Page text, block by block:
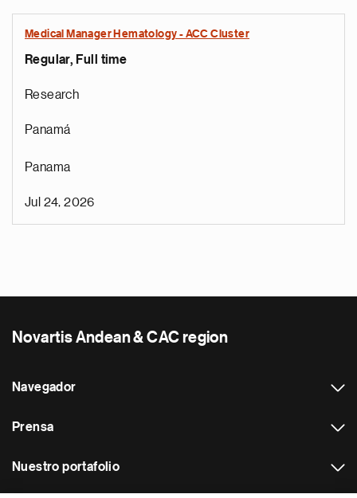
Medical Manager Hematology - ACC Cluster
Regular, Full time
Research
Panamá
Panama
Jul 24, 2026
Novartis Andean & CAC region
Navegador
Prensa
Nuestro portafolio